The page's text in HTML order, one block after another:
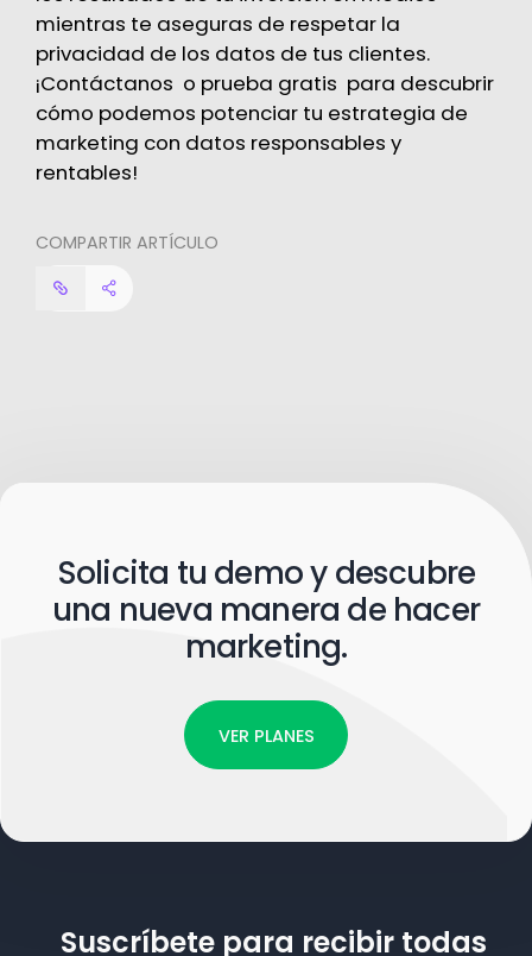
mientras te aseguras de respetar la
privacidad de los datos de tus clientes.
¡Contáctanos o prueba gratis para descubrir
cómo podemos potenciar tu estrategia de
marketing con datos responsables y
rentables!
COMPARTIR ARTÍCULO
Solicita tu demo y descubre
una nueva manera de hacer
marketing.
VER PLANES
Suscríbete para recibir todas